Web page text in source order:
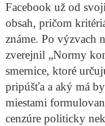
Facebook už od
obsah, pričom
známe. Po výzvach
zverejnil „Normy
smernice, ktoré
pripúšťa a aký má
miestami
cenzúre politicky